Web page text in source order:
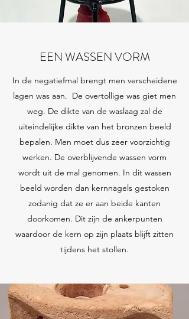
EEN WASSEN VORM
In de negatiefmal brengt men verscheidene
lagen was aan. De overtollige was giet men
weg. De dikte van de waslaag zal de
uiteindelijke dikte van het bronzen beeld
bepalen. Men moet dus zeer voorzichtig
werken. De overblijvende wassen vorm
wordt uit de mal genomen. In dit wassen
beeld worden dan kernnagels gestoken
zodanig dat ze er aan beide kanten
doorkomen. Dit zijn de ankerpunten
waardoor de kern op zijn plaats blijft zitten
tijdens het stollen.